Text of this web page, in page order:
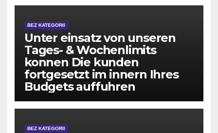
BEZ KATEGORII
Unter einsatz von unseren
Tages- & Wochenlimits
konnen Die kunden
fortgesetzt im innern Ihres
Budgets auffuhren
BEZ KATEGORII